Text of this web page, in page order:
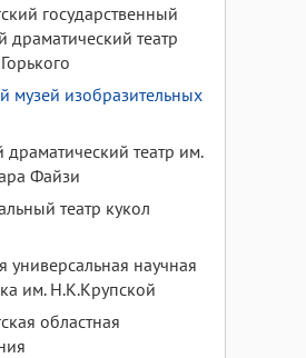
государственный
драматический театр
музей изобразительных
драматический театр им.
Файзи
театр кукол
универсальная научная
им. Н.К.Крупской
областная